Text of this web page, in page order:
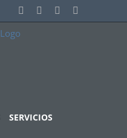
FacebookInstagramYouTube
electrónico
SERVICIOS